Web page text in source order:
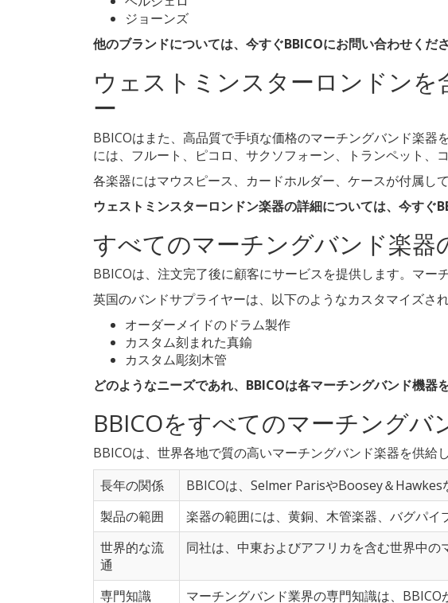
ジョーンズ
他のブランドについては、今すぐBBICOにお問い合わせくださ
ウェストミンスターロンドン
ー
BBICOはまた、高品質で手頃な価格のマーチングバンド楽
には、フルート、ピコロ、サクソフォーン、トランペット、
各楽器にはマウスピース、カードホルダー、ケースが付属して
ウェストミンスターロンドン楽器の詳細については、今すぐ
すべてのマーチングバンド楽
BBICOは、注文完了後に顧客にサービスを提供します。マー
英国のバンドサプライヤーは、以下のようなカスタマイズさ
オーダーメイドのドラム製作
カスタム刻まれた真鍮
カスタム彫刻木管
どのようなニーズであれ、BBICOは各マーチングバンド機器
BBICOをすべてのマーチング
BBICOは、世界各地で質の高いマーチングバンド楽器を供
長年の関係
BBICOは、Selmer ParisやBoosey＆Hawkes
製品の範囲
楽器の範囲には、黄銅、木管楽器、バグパイ
世界的な流
通
同社は、中東およびアフリカを含む世界中の
専門知識
マーチングバンド業界の専門知識は、BBICO